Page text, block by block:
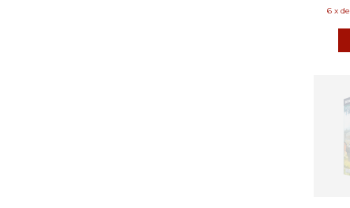
6 x de